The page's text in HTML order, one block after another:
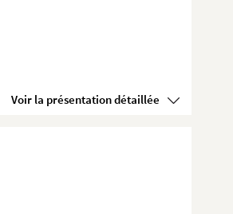
Voir la présentation détaillée